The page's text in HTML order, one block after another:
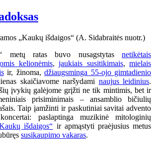
metų ratas buvo nusagstytas netikėtais
kelionėmis,jaukiais susitikimais,mielais
ir, žinoma, džiaugsminga 55-ojo gimtadienio
skaičiavome naršydami naujus leidinius.
įvykių galėjome grįžti ne tik mintimis, bet ir
prisiminimais – ansamblio bičiulių
Taip įamžinti ir paskutiniai savitai advento
paslaptinga muzikinė mitologinių
išdaigos“ ir apmąstyti praėjusius metus
susikaupimo vakaras.